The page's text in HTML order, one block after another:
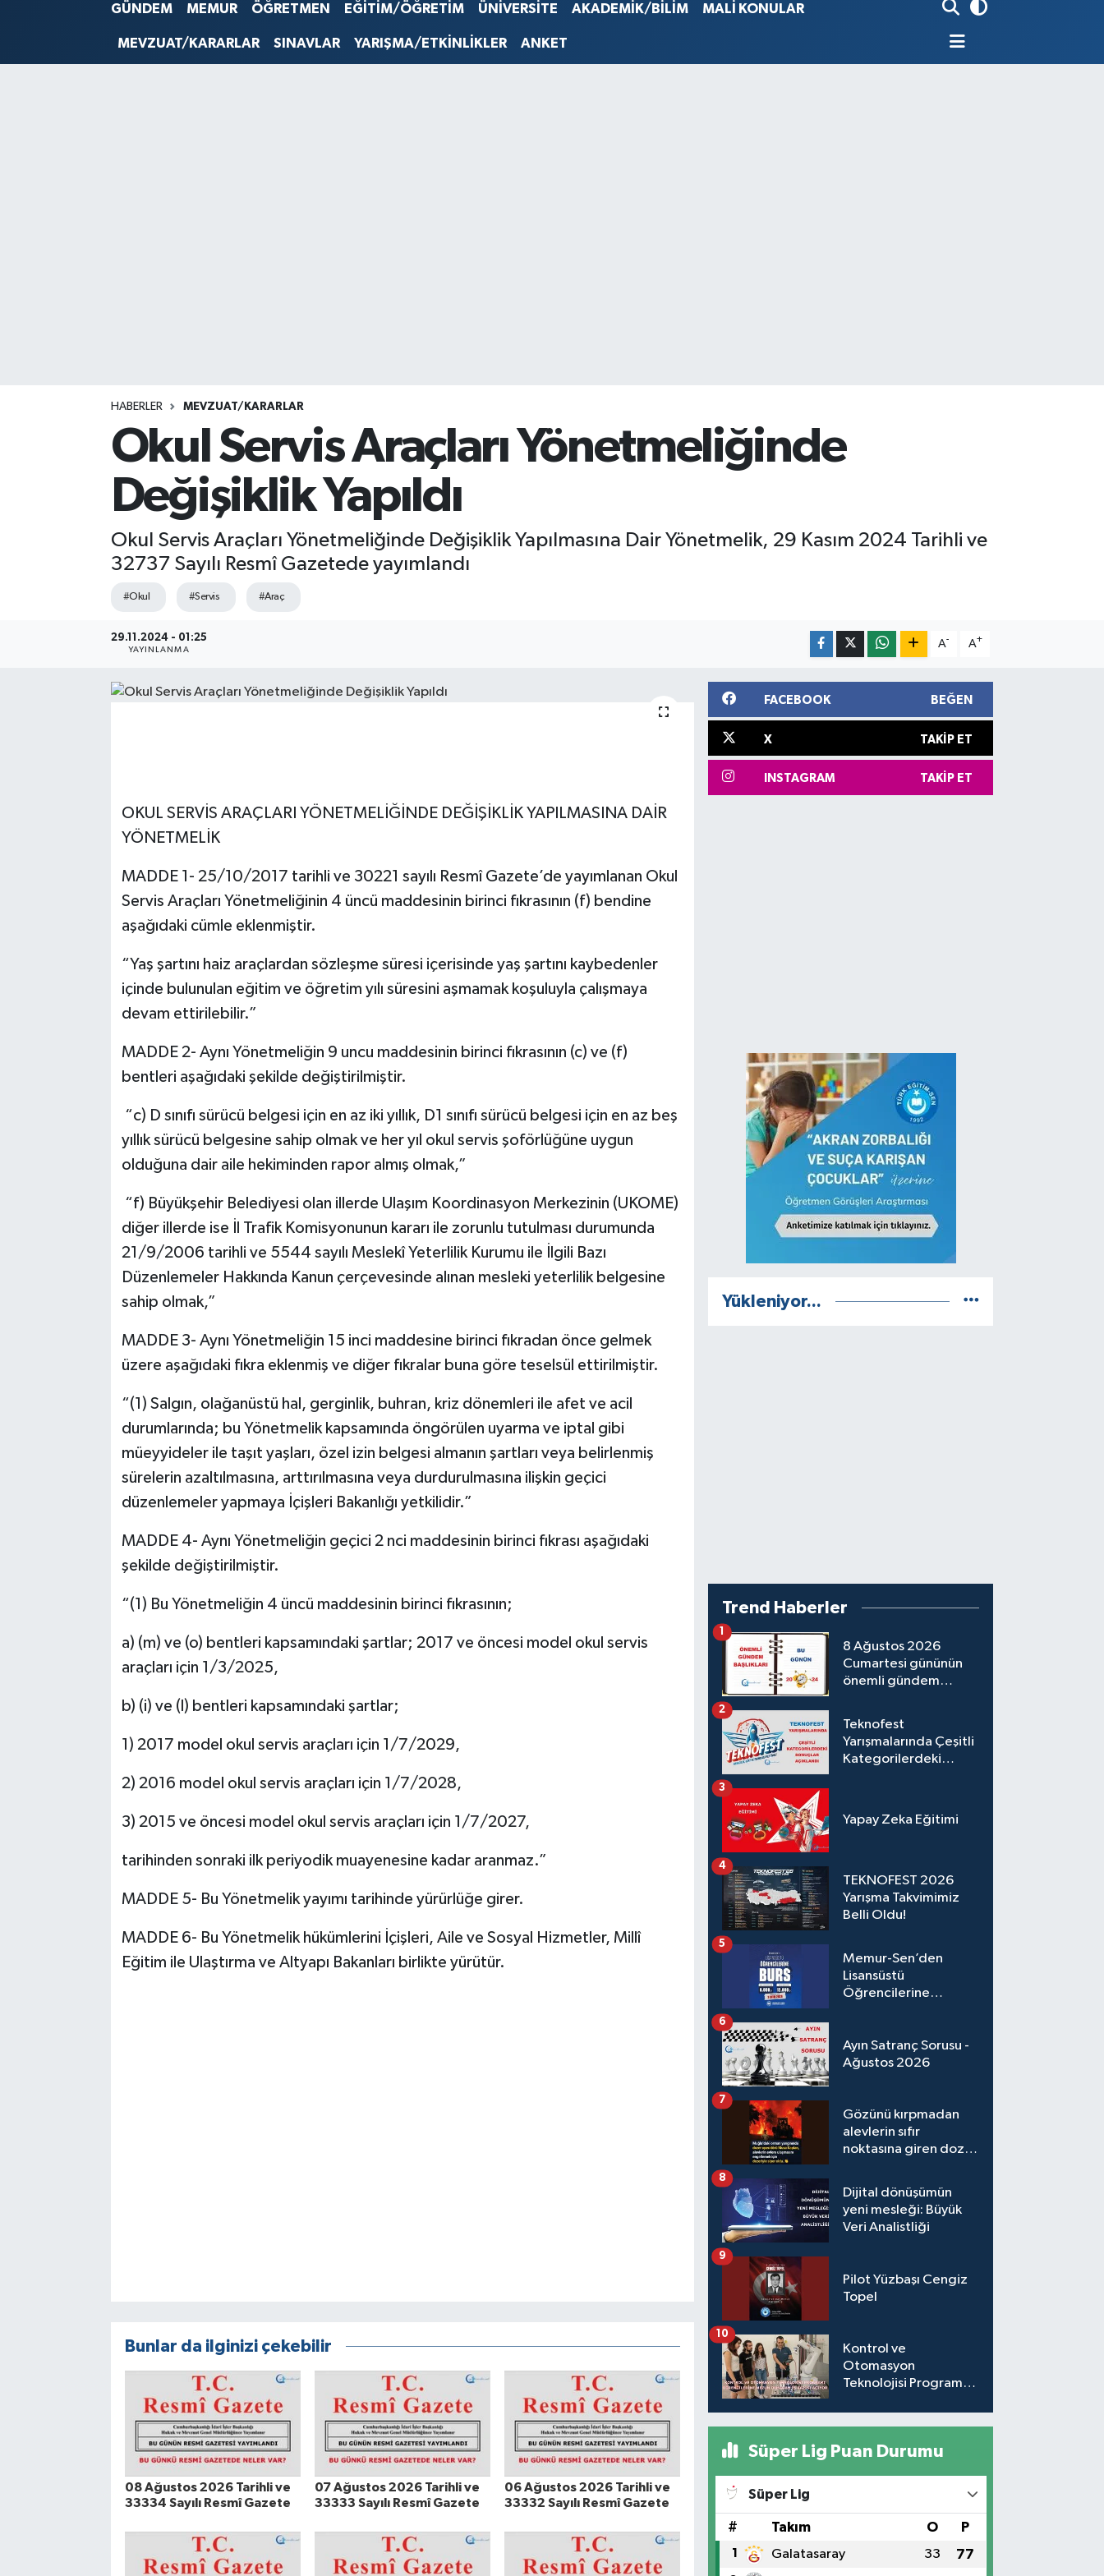
STERLİN
6862,09000
%0.19
GÜNDEM MEMUR ÖĞRETMEN EĞİTİM/ÖĞRETİM ÜNİVERSİTE AKADEMİK/BİLİM MALİ KONULAR
MEVZUAT/KARARLAR SINAVLAR YARIŞMA/ETKİNLİKLER ANKET
HABERLER MEVZUAT/KARARLAR
Okul Servis Araçları Yönetmeliğinde
Değişiklik Yapıldı
Okul Servis Araçları Yönetmeliğinde Değişiklik Yapılmasına Dair Yönetmelik, 29 Kasım 2024 Tarihli ve
32737 Sayılı Resmî Gazetede yayımlandı
#Okul #Servis #Araç
29.11.2024 - 01:25
YAYINLANMA
A- A+
OKUL SERVİS ARAÇLARI YÖNETMELİĞİNDE DEĞİŞİKLİK YAPILMASINA DAİR
YÖNETMELİK
MADDE 1- 25/10/2017 tarihli ve 30221 sayılı Resmî Gazete’de yayımlanan Okul
Servis Araçları Yönetmeliğinin 4 üncü maddesinin birinci fıkrasının (f) bendine
aşağıdaki cümle eklenmiştir.
“Yaş şartını haiz araçlardan sözleşme süresi içerisinde yaş şartını kaybedenler
içinde bulunulan eğitim ve öğretim yılı süresini aşmamak koşuluyla çalışmaya
devam ettirilebilir.”
MADDE 2- Aynı Yönetmeliğin 9 uncu maddesinin birinci fıkrasının (c) ve (f)
bentleri aşağıdaki şekilde değiştirilmiştir.
“c) D sınıfı sürücü belgesi için en az iki yıllık, D1 sınıfı sürücü belgesi için en az beş
yıllık sürücü belgesine sahip olmak ve her yıl okul servis şoförlüğüne uygun
olduğuna dair aile hekiminden rapor almış olmak,”
“f) Büyükşehir Belediyesi olan illerde Ulaşım Koordinasyon Merkezinin (UKOME)
diğer illerde ise İl Trafik Komisyonunun kararı ile zorunlu tutulması durumunda
21/9/2006 tarihli ve 5544 sayılı Meslekî Yeterlilik Kurumu ile İlgili Bazı
Düzenlemeler Hakkında Kanun çerçevesinde alınan mesleki yeterlilik belgesine
sahip olmak,”
MADDE 3- Aynı Yönetmeliğin 15 inci maddesine birinci fıkradan önce gelmek
üzere aşağıdaki fıkra eklenmiş ve diğer fıkralar buna göre teselsül ettirilmiştir.
“(1) Salgın, olağanüstü hal, gerginlik, buhran, kriz dönemleri ile afet ve acil
durumlarında; bu Yönetmelik kapsamında öngörülen uyarma ve iptal gibi
müeyyideler ile taşıt yaşları, özel izin belgesi almanın şartları veya belirlenmiş
sürelerin azaltılmasına, arttırılmasına veya durdurulmasına ilişkin geçici
düzenlemeler yapmaya İçişleri Bakanlığı yetkilidir.”
MADDE 4- Aynı Yönetmeliğin geçici 2 nci maddesinin birinci fıkrası aşağıdaki
şekilde değiştirilmiştir.
“(1) Bu Yönetmeliğin 4 üncü maddesinin birinci fıkrasının;
a) (m) ve (o) bentleri kapsamındaki şartlar; 2017 ve öncesi model okul servis
araçları için 1/3/2025,
b) (i) ve (l) bentleri kapsamındaki şartlar;
1) 2017 model okul servis araçları için 1/7/2029,
2) 2016 model okul servis araçları için 1/7/2028,
3) 2015 ve öncesi model okul servis araçları için 1/7/2027,
tarihinden sonraki ilk periyodik muayenesine kadar aranmaz.”
MADDE 5- Bu Yönetmelik yayımı tarihinde yürürlüğe girer.
MADDE 6- Bu Yönetmelik hükümlerini İçişleri, Aile ve Sosyal Hizmetler, Millî
Eğitim ile Ulaştırma ve Altyapı Bakanları birlikte yürütür.
Bunlar da ilginizi çekebilir
08 Ağustos 2026 Tarihli ve
33334 Sayılı Resmî Gazete
07 Ağustos 2026 Tarihli ve
33333 Sayılı Resmî Gazete
06 Ağustos 2026 Tarihli ve
33332 Sayılı Resmî Gazete
FACEBOOK BEĞEN
X TAKIP ET
INSTAGRAM TAKIP ET
Yükleniyor...
Trend Haberler
8 Ağustos 2026
Cumartesi gününün
önemli gündem
1
Teknofest
Yarışmalarında Çeşitli
Kategorilerdeki
2
Yapay Zeka Eğitimi
3
TEKNOFEST 2026
Yarışma Takvimimiz
Belli Oldu!
4
Memur-Sen’den
Lisansüstü
Öğrencilerine
5
Ayın Satranç Sorusu -
Ağustos 2026
6
Gözünü kırpmadan
alevlerin sıfır
noktasına giren dozer
7
Dijital dönüşümün
yeni mesleği: Büyük
Veri Analistliği
8
Pilot Yüzbaşı Cengiz
Topel
9
Kontrol ve
Otomasyon
Teknolojisi Programı,
10
Süper Lig Puan Durumu
Süper Lig
# Takım O P
1 Galatasaray 33 77